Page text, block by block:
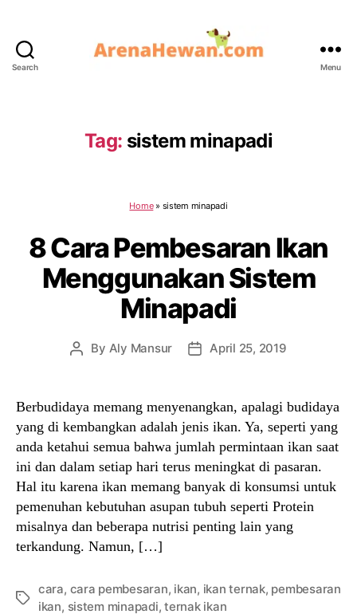
Search Menu
Tag: sistem minapadi
Home» sistem minapadi
8 Cara Pembesaran Ikan
Menggunakan Sistem
Minapadi
Post
By Aly Mansur
PostApril 25, 2019
Berbudidaya memang menyenangkan, apalagi budidaya
yang di kembangkan adalah jenis ikan. Ya, seperti yang
anda ketahui semua bahwa jumlah permintaan ikan saat
ini dan dalam setiap hari terus meningkat di pasaran.
Hal itu karena ikan memang banyak di konsumsi untuk
pemenuhan kebutuhan asupan tubuh seperti Protein
misalnya dan beberapa nutrisi penting lain yang
terkandung. Namun, […]
Tags
cara, cara pembesaran, ikan, ikan ternak, pembesaran
ikan, sistem minapadi,ternak ikan